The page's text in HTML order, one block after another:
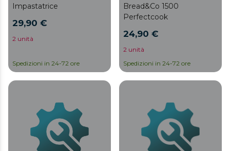
Impastatrice
29,90 €
2 unità
Spedizioni in 24-72 ore
Bread&Co 1500
Perfectcook
24,90 €
2 unità
Spedizioni in 24-72 ore